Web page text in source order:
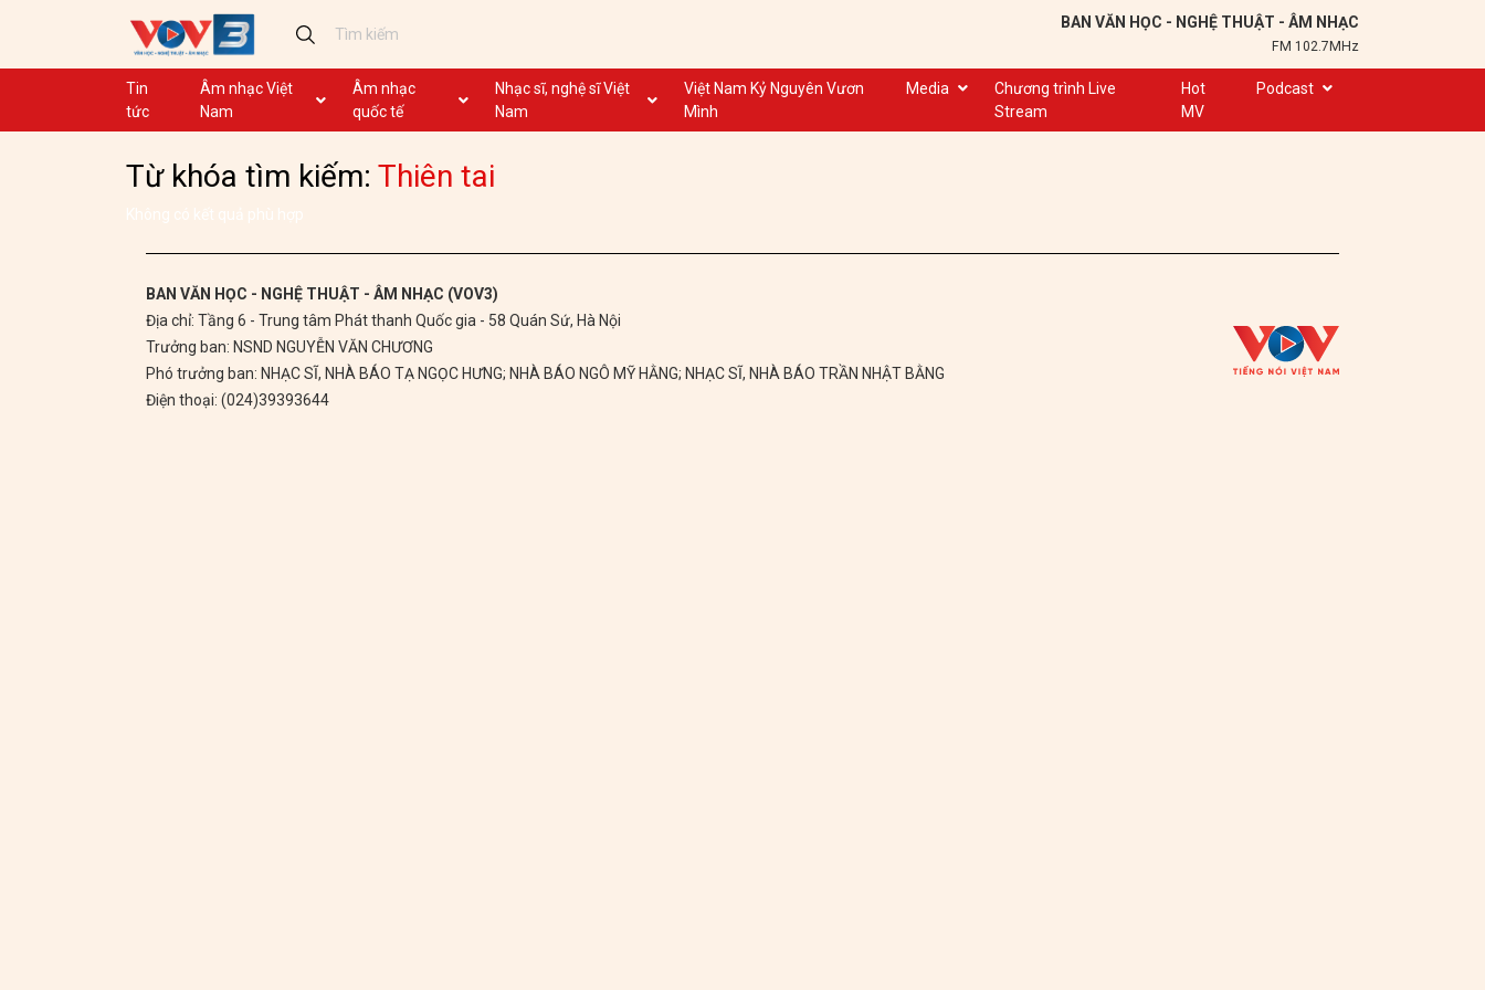
BAN VĂN HỌC - NGHỆ THUẬT - ÂM NHẠC
FM 102.7MHz
Tin
tức
Âm nhạc Việt
Nam
Ca khúc
Nhạc mới
Dân ca
GHTP
Chủ tịch Hồ Chí Minh
Ca khúc thi đua ái quốc
Ca nhạc theo yêu cầu
Âm nhạc
quốc tế
Ca khúc
Không lời
Nhạc sĩ, nghệ sĩ Việt
Nam
Nghệ sĩ biểu diễn VN
Việt Nam Kỷ Nguyên Vươn
Mình
Media
Dân ca
Chương trình Live
Stream
Hot
MV
Podcast
Trạm 102,7
Đôi bạn văn chương
Hành trình sáng tạo
Từ khóa tìm kiếm: Thiên tai
Không có kết quả phù hợp
BAN VĂN HỌC - NGHỆ THUẬT - ÂM NHẠC (VOV3)
Địa chỉ: Tầng 6 - Trung tâm Phát thanh Quốc gia - 58 Quán Sứ, Hà Nội
Trưởng ban: NSND NGUYỄN VĂN CHƯƠNG
Phó trưởng ban: NHẠC SĨ, NHÀ BÁO TẠ NGỌC HƯNG; NHÀ BÁO NGÔ MỸ HẰNG; NHẠC SĨ, NHÀ BÁO TRẦN NHẬT BẰNG
Điện thoại: (024)39393644